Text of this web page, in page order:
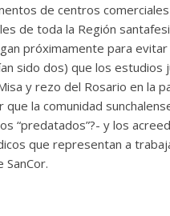
de centros
de toda la Región
próximamente para evitar
sido dos) que los estudios
y rezo del Rosario en la
la comunidad
“predatados”?- y los
que representan a